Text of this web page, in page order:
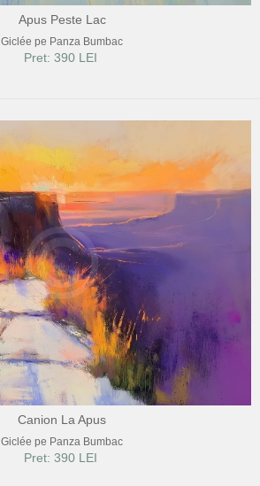
Apus Peste Lac
Giclée pe Panza Bumbac
Pret: 390 LEI
Canion La Apus
Giclée pe Panza Bumbac
Pret: 390 LEI